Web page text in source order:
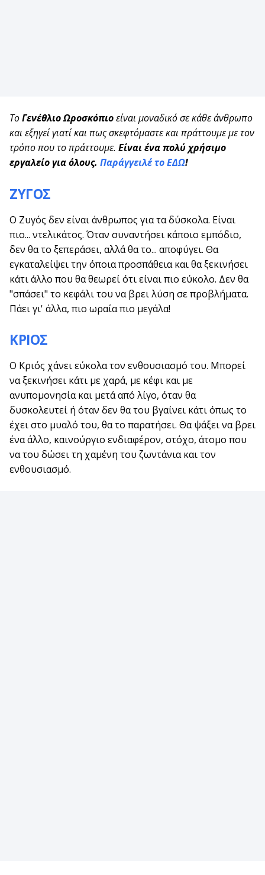
ΤοΓενέθλιο Ωροσκόπιοείναι μοναδικό σε κάθε άνθρωπο
και εξηγεί γιατί και πως σκεφτόμαστε και πράττουμε με τον
τρόπο που το πράττουμε. Είναι ένα πολύ χρήσιμο
εργαλείο για όλους. Παράγγειλέ το ΕΔΩ!
ΖΥΓΟΣ
Ο Ζυγός δεν είναι άνθρωπος για τα δύσκολα. Είναι
πιο... ντελικάτος. Όταν συναντήσει κάποιο εμπόδιο,
δεν θα το ξεπεράσει, αλλά θα το... αποφύγει. Θα
εγκαταλείψει την όποια προσπάθεια και θα ξεκινήσει
κάτι άλλο που θα θεωρεί ότι είναι πιο εύκολο. Δεν θα
"σπάσει" το κεφάλι του να βρει λύση σε προβλήματα.
Πάει γι' άλλα, πιο ωραία πιο μεγάλα!
ΚΡΙΟΣ
Ο Κριός χάνει εύκολα τον ενθουσιασμό του. Μπορεί
να ξεκινήσει κάτι με χαρά, με κέφι και με
ανυπομονησία και μετά από λίγο, όταν θα
δυσκολευτεί ή όταν δεν θα του βγαίνει κάτι όπως το
έχει στο μυαλό του, θα το παρατήσει. Θα ψάξει να βρει
ένα άλλο, καινούργιο ενδιαφέρον, στόχο, άτομο που
να του δώσει τη χαμένη του ζωντάνια και τον
ενθουσιασμό.